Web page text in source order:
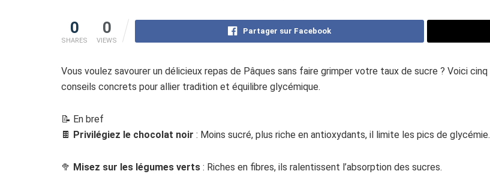
0
SHARES
0
VIEWS
Partager sur Facebook
Vous voulez savourer un délicieux repas de Pâques sans faire grimper votre taux de sucre ? Voici cinq
conseils concrets pour allier tradition et équilibre glycémique.
📝 En bref
🍫
Privilégiez le chocolat noir : Moins sucré, plus riche en antioxydants, il limite les pics de glycémie.
🥦 Misez sur les légumes verts : Riches en fibres, ils ralentissent l’absorption des sucres.